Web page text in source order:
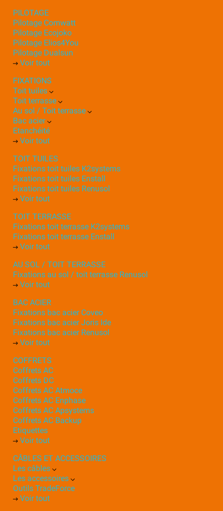
PILOTAGE
Pilotage Comwatt
Pilotage Ecojoko
Pilotage Elios4You
Pilotage Dualsun
Voir tout
FIXATIONS
Toit tuiles
Toit terrasse
Au sol / Toit terrasse
Bac acier
Etanchéité
Voir tout
TOIT TUILES
Fixations toit tuiles K2systems
Fixations toit tuiles Enstall
Fixations toit tuiles Renusol
Voir tout
TOIT TERRASSE
Fixations toit terrasse K2systems
Fixations toit terrasse Enstall
Voir tout
AU SOL / TOIT TERRASSE
Fixations au sol / toit terrasse Renusol
Voir tout
BAC ACIER
Fixations bac acier Coveo
Fixations bac acier Joris Ide
Fixations bac acier Renusol
Voir tout
COFFRETS
Coffrets AC
Coffrets DC
Coffrets AC Atmoce
Coffrets AC Enphase
Coffrets AC Apsystems
Coffrets AC Backup
Etiquettes
Voir tout
CÂBLES ET ACCESSOIRES
Les câbles
Les accessoires
Outils TradeForce
Voir tout